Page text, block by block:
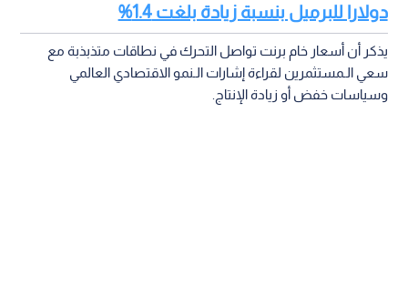
دولارا للبرميل بنسبة زيادة بلغت 1.4%
يذكر أن أسعار خام برنت تواصل التحرك في نطاقات متذبذبة مع
سعي الـمستثمرين لقراءة إشارات الـنمو الاقتصادي العالمي
وسياسات خفض أو زيادة الإنتاج.